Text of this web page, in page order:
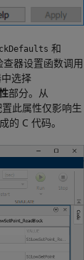
和
器设置函数调用
选择
部分。从
此属性仅影响生
的 C 代码。